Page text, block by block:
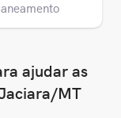
ajudar as
MT